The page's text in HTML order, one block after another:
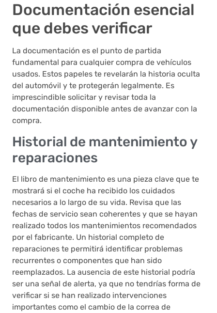
Documentación esencial
que debes verificar
La documentación es el punto de partida
fundamental para cualquier compra de vehículos
usados. Estos papeles te revelarán la historia oculta
del automóvil y te protegerán legalmente. Es
imprescindible solicitar y revisar toda la
documentación disponible antes de avanzar con la
compra.
Historial de mantenimiento y
reparaciones
El libro de mantenimiento es una pieza clave que te
mostrará si el coche ha recibido los cuidados
necesarios a lo largo de su vida. Revisa que las
fechas de servicio sean coherentes y que se hayan
realizado todos los mantenimientos recomendados
por el fabricante. Un historial completo de
reparaciones te permitirá identificar problemas
recurrentes o componentes que han sido
reemplazados. La ausencia de este historial podría
ser una señal de alerta, ya que no tendrías forma de
verificar si se han realizado intervenciones
importantes como el cambio de la correa de